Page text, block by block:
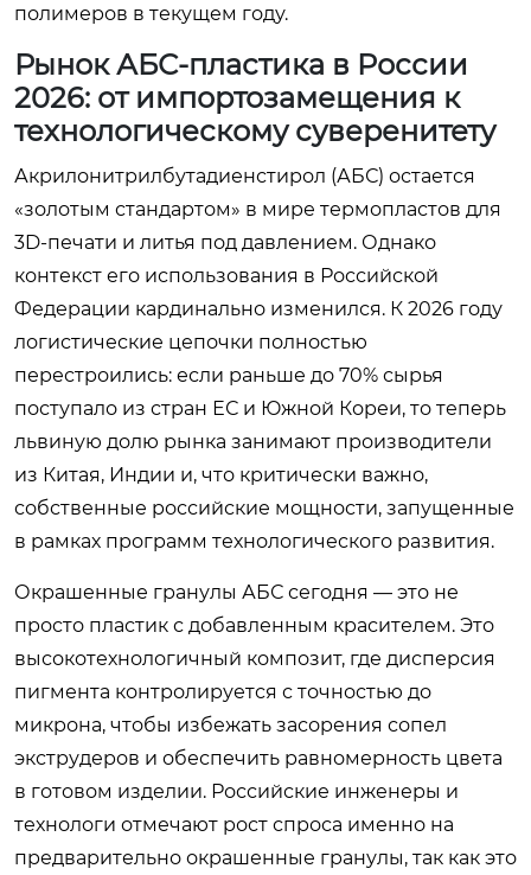
полимеров в текущем году.
Рынок АБС-пластика в России
2026: от импортозамещения к
технологическому суверенитету
Акрилонитрилбутадиенстирол (АБС) остается
«золотым стандартом» в мире термопластов для
3D-печати и литья под давлением. Однако
контекст его использования в Российской
Федерации кардинально изменился. К 2026 году
логистические цепочки полностью
перестроились: если раньше до 70% сырья
поступало из стран ЕС и Южной Кореи, то теперь
львиную долю рынка занимают производители
из Китая, Индии и, что критически важно,
собственные российские мощности, запущенные
в рамках программ технологического развития.
Окрашенные гранулы АБС сегодня — это не
просто пластик с добавленным красителем. Это
высокотехнологичный композит, где дисперсия
пигмента контролируется с точностью до
микрона, чтобы избежать засорения сопел
экструдеров и обеспечить равномерность цвета
в готовом изделии. Российские инженеры и
технологи отмечают рост спроса именно на
предварительно окрашенные гранулы, так как это